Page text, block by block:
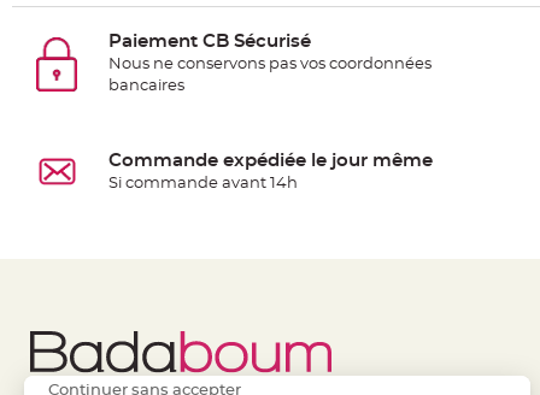
verre
Contenant
en
bois
et
métal
Etiquettes
Paiement CB Sécurisé
Nous ne conservons pas vos coordonnées
bancaires
Commande expédiée le jour même
Si commande avant 14h
Continuer sans accepter